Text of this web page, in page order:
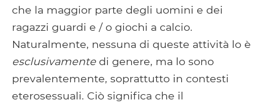
che la maggior parte degli uomini e dei
ragazzi guardi e / o giochi a calcio.
Naturalmente, nessuna di queste attività lo è
esclusivamente di genere, ma lo sono
prevalentemente, soprattutto in contesti
eterosessuali. Ciò significa che il